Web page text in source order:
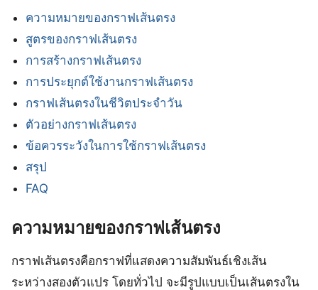
ความหมายของกราฟเส้นตรง
สูตรของกราฟเส้นตรง
การสร้างกราฟเส้นตรง
การประยุกต์ใช้งานกราฟเส้นตรง
กราฟเส้นตรงในชีวิตประจำวัน
ตัวอย่างกราฟเส้นตรง
ข้อควรระวังในการใช้กราฟเส้นตรง
สรุป
FAQ
ความหมายของกราฟเส้นตรง
กราฟเส้นตรงคือกราฟที่แสดงความสัมพันธ์เชิงเส้น
ระหว่างสองตัวแปร โดยทั่วไป จะมีรูปแบบเป็นเส้นตรงใน